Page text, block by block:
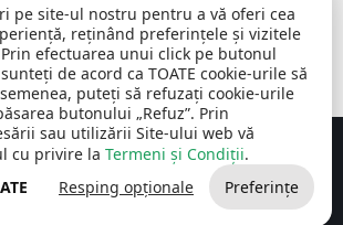
© 2026Toate drepturile rezervate
de Big Media Relații Publice SRL
pe site-ul nostru pentru a vă oferi cea
reținând preferințele și vizitele
efectuarea unui click pe butonul
de acord ca TOATE cookie-urile să
puteți să refuzați cookie-urile
butonului „Refuz”. Prin
sau utilizării Site-ului web vă
cu privire la Termeni și Condiții.
Resping opționale Preferințe